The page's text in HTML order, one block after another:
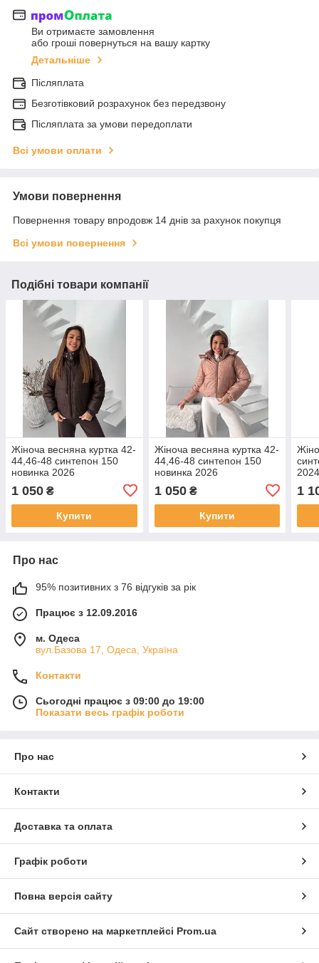
Ви отримаєте замовлення
або гроші повернуться на вашу картку
Детальніше
Післяплата
Безготівковий розрахунок без передзвону
Післяплата за умови передоплати
Всі умови оплати
Умови повернення
Повернення товару впродовж 14 днів за рахунок покупця
Всі умови повернення
Подібні товари компанії
Жіноча весняна куртка 42-
44,46-48 синтепон 150
новинка 2026
1 050 ₴
Купити
Жіноча весняна куртка 42-
44,46-48 синтепон 150
новинка 2026
1 050₴
Купити
1
Про нас
95% позитивних з 76 відгуків за рік
Працює з 12.09.2016
м. Одеса
вул.Базова 17, Одеса, Україна
Контакти
Сьогодні працює з 09:00 до 19:00
Показати весь графік роботи
Про нас
Контакти
Доставка та оплата
Графік роботи
Повна версія сайту
Сайт створено на маркетплейсі Prom.ua